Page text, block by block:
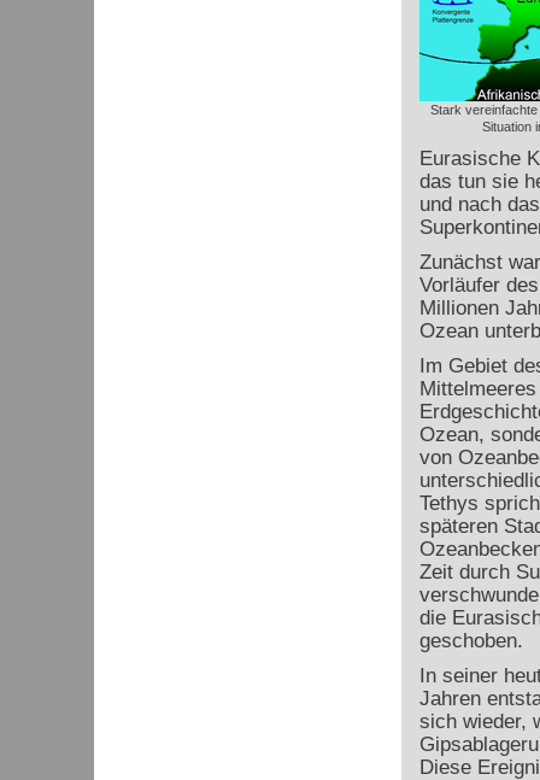
Stark
Situation
Eurasische
das tun sie
und nach
Zunächst
Vorläufer
Millionen
Ozean
Im Gebiet
Ozean,
von
Tethys
späteren
Zeit durch
die
geschoben.
In seiner
Jahren
sich wieder,
Diese